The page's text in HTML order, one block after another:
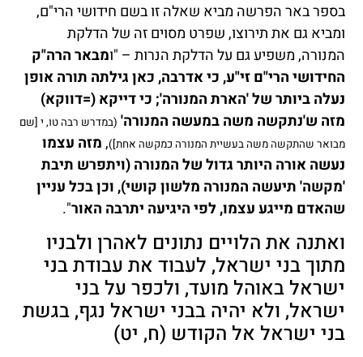
בספר באר הפרשה מביא שאלה זו בשם חידושי הרי"ם,
ומביא גם את תירוצו, שפרט מסוים זה של הדלקת
המנורה, משפיע גם על הדלקת הנרות – "ומבאר הרה"ק
החידושי הרי"ם זי"ע, כי אדרבה, כאן גילתה תורה אופן
נעלה ביותר של 'הארת המנורה'; כי דייקא (=דווקא)
מזה ש'נתקשה משה במעשה המנורה' (במדרש רבה טו, י [שם
מבואר שהתקשה משה בעשיית המנורה כמקשה אחת]),מזה עצמו
נעשה אורה היותר גדול של המנורה (ויתפרש תיבת
'מקשה' תיעשה המנורה מלשון קושי), וכן בכל עניין
שהאדם מייגע עצמו, לפי היגיעה יתרבה האור".
ואתנה את הלויים נתונים לאהרן ולבניו
מתוך בני ישראל, לעבוד את עבודת בני
ישראל באוהל מועד, ולכפר על בני
ישראל, ולא יהיה בבני ישראל נגף, בגשת
בני ישראל אל הקודש (ח, יט)